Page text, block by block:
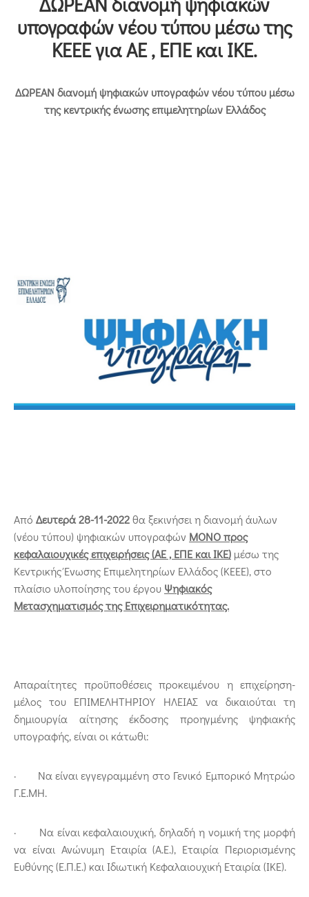
Επικοινωνία
υπογραφών νέου τύπου μέσω της
ΚΕΕΕ για ΑΕ , ΕΠΕ και ΙΚΕ.
ΔΩΡΕΑΝ διανομή ψηφιακών υπογραφών νέου τύπου μέσω
της κεντρικής ένωσης επιμελητηρίων Ελλάδος
Από Δευτερά 28-11-2022θα ξεκινήσει η διανομή άυλων
(νέου τύπου) ψηφιακών υπογραφών ΜΟΝΟ προς
κεφαλαιουχικές επιχειρήσεις (ΑΕ , ΕΠΕ και ΙΚΕ) μέσω της
Κεντρικής Ένωσης Επιμελητηρίων Ελλάδος (ΚΕΕΕ),στο
πλαίσιο υλοποίησης του έργου Ψηφιακός
Μετασχηματισμός της Επιχειρηματικότητας.
Απαραίτητες προϋποθέσεις προκειμένου η επιχείρηση-
μέλος του ΕΠΙΜΕΛΗΤΗΡΙΟΥ ΗΛΕΙΑΣ να δικαιούται τη
δημιουργία αίτησης έκδοσης προηγμένης ψηφιακής
υπογραφής, είναι οι κάτωθι:
· Να είναι εγγεγραμμένη στο Γενικό Εμπορικό Μητρώο
Γ.Ε.ΜΗ.
· Να είναι κεφαλαιουχική, δηλαδή η νομική της μορφή
να είναι Ανώνυμη Εταιρία (Α.Ε.), Εταιρία Περιορισμένης
Ευθύνης (Ε.Π.Ε.) και Ιδιωτική Κεφαλαιουχική Εταιρία (ΙΚΕ).